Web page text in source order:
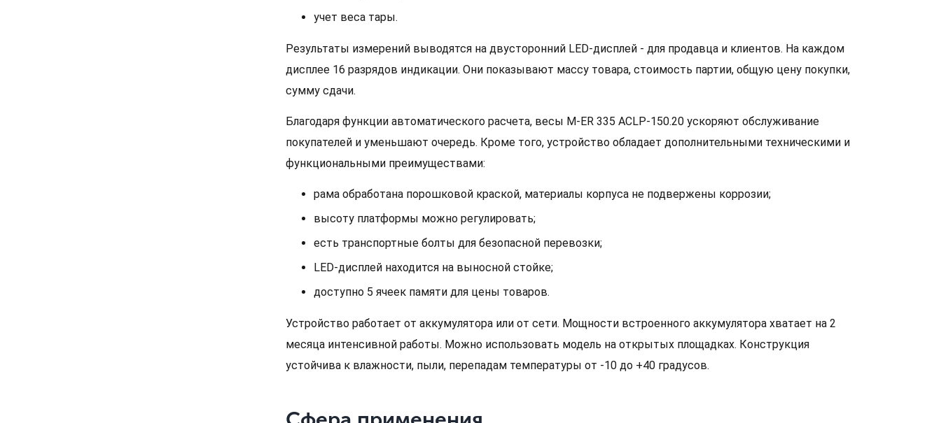
учет веса тары.
Результаты измерений выводятся на двусторонний LED-дисплей - для продавца и клиентов. На каждом
дисплее 16 разрядов индикации. Они показывают массу товара, стоимость партии, общую цену покупки,
сумму сдачи.
Благодаря функции автоматического расчета, весы M-ER 335 ACLP-150.20 ускоряют обслуживание
покупателей и уменьшают очередь. Кроме того, устройство обладает дополнительными техническими и
функциональными преимуществами:
рама обработана порошковой краской, материалы корпуса не подвержены коррозии;
высоту платформы можно регулировать;
есть транспортные болты для безопасной перевозки;
LED-дисплей находится на выносной стойке;
доступно 5 ячеек памяти для цены товаров.
Устройство работает от аккумулятора или от сети. Мощности встроенного аккумулятора хватает на 2
месяца интенсивной работы. Можно использовать модель на открытых площадках. Конструкция
устойчива к влажности, пыли, перепадам температуры от -10 до +40 градусов.